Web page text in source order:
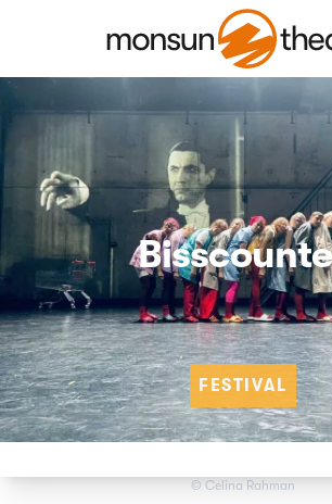
FESTIVAL
© Celina Rahman